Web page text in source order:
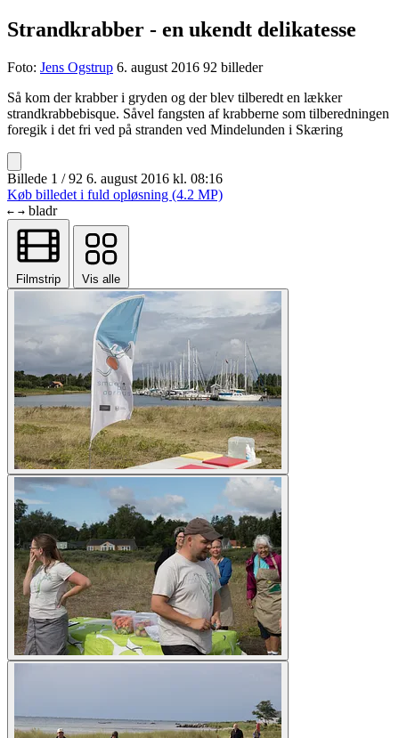
Strandkrabber - en ukendt delikatesse
Foto: Jens Ogstrup 6. august 2016 92 billeder
Så kom der krabber i gryden og der blev tilberedt en lækker
strandkrabbebisque. Såvel fangsten af krabberne som tilberedningen
foregik i det fri ved på stranden ved Mindelunden i Skæring
Billede 1 / 92 6. august 2016 kl. 08:16
Køb billedet i fuld opløsning (4.2 MP)
← → bladr
Filmstrip Vis alle